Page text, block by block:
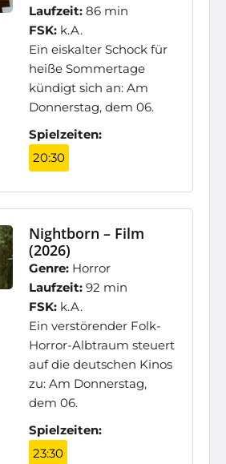
Laufzeit: 86 min
FSK: k.A.
Ein eiskalter Schock für
heiße Sommertage
kündigt sich an: Am
Donnerstag, dem 06.
Spielzeiten:
20:30
Nightborn – Film
(2026)
Genre: Horror
Laufzeit: 92 min
FSK: k.A.
Ein verstörender Folk-
Horror-Albtraum steuert
auf die deutschen Kinos
zu: Am Donnerstag,
dem 06.
Spielzeiten:
23:30